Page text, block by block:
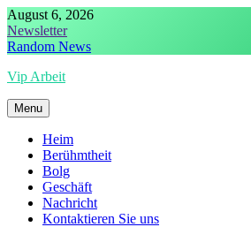
Skip
to
content
August 6, 2026
Newsletter
Random News
Vip Arbeit
Menu
Heim
Berühmtheit
Bolg
Geschäft
Nachricht
Kontaktieren Sie uns